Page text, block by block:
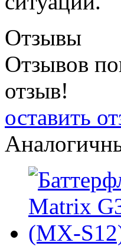
Отзывы
Отзывов
отзыв!
оставить